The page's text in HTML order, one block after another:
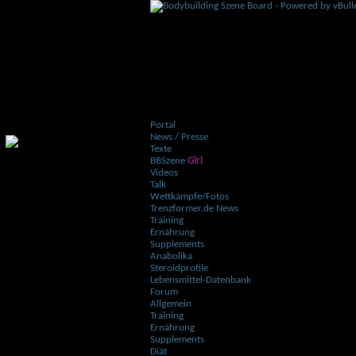
Portal
News / Presse
Texte
BBSzene Girl
Videos
Talk
Wettkämpfe/Fotos
Trenzformer.de News
Training
Ernährung
Supplements
Anabolika
Steroidprofile
Lebensmittel-Datenbank
Forum
Allgemein
Training
Ernährung
Supplements
Diät